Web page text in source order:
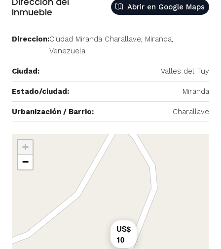
Inmueble
Abrir en Google Maps
Direccion:Ciudad Miranda Charallave, Miranda,
Venezuela
Ciudad: Valles del Tuy
Estado/ciudad: Miranda
Urbanización / Barrio: Charallave
US$
10
+
−